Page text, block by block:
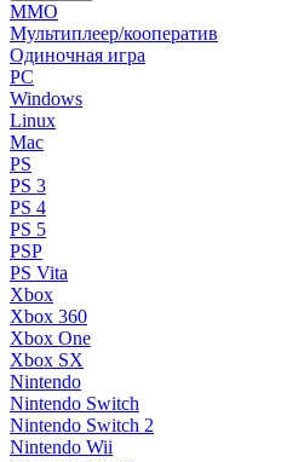
MMO
Мультиплеер/кооператив
Одиночная игра
PC
Windows
Linux
Mac
PS
PS 3
PS 4
PS 5
PSP
PS Vita
Xbox
Xbox 360
Xbox One
Xbox SX
Nintendo
Nintendo Switch
Nintendo Switch 2
Nintendo Wii